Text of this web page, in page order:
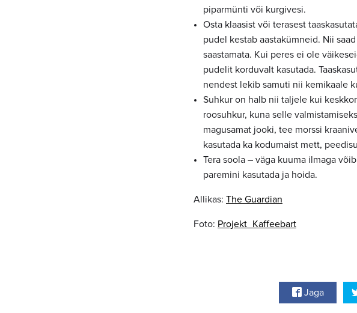
piparmünti või kurgivesi.
Osta klaasist või terasest
pudel kestab aastakümneid. Nii
saastamata. Kui peres ei ole
pudelit korduvalt kasutada.
nendest lekib samuti nii kemikaale
Suhkur on halb nii taljele kui
roosuhkur, kuna selle
magusamat jooki, tee morssi
kasutada ka kodumaist mett,
Tera soola – väga kuuma ilmaga
paremini kasutada ja hoida.
Allikas: The Guardian
Foto: Projekt_Kaffeebart
Jaga